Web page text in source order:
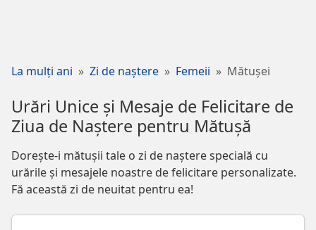
La mulți ani Zi de naștere Femeii Mătușei
Urări Unice și Mesaje de Felicitare de
Ziua de Naștere pentru Mătușă
Dorește-i mătușii tale o zi de naștere specială cu
urările și mesajele noastre de felicitare personalizate.
Fă această zi de neuitat pentru ea!